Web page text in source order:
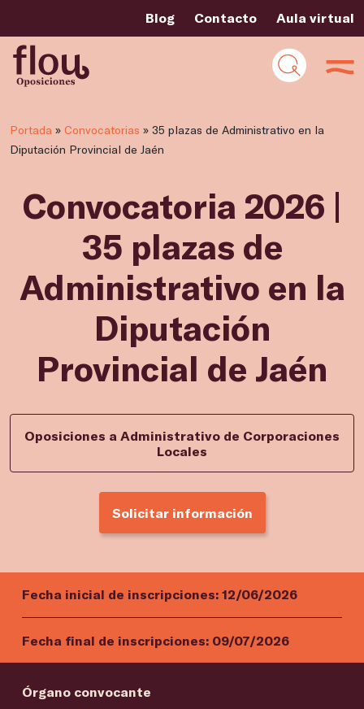
Blog Contacto Aula virtual
Portada » Convocatorias » 35 plazas de Administrativo en la
Diputación Provincial de Jaén
Convocatoria 2026 |
35 plazas de
Administrativo en la
Diputación
Provincial de Jaén
Oposiciones a Administrativo de Corporaciones
Locales
Solicitar información
Fecha inicial de inscripciones: 12/06/2026
Fecha final de inscripciones: 09/07/2026
Órgano convocante